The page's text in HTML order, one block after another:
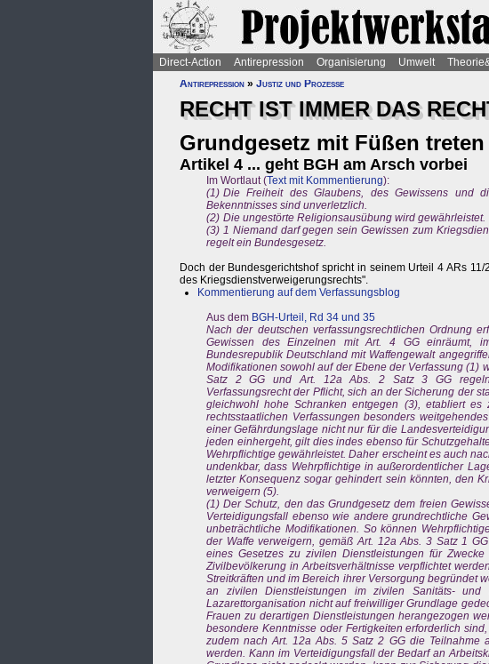
Direct-Action Antirepression Organisierung Umwelt
Antirepression » Justiz und Prozesse
RECHT IST IMMER DAS
Grundgesetz mit Füßen treten
Artikel 4 ... geht BGH am Arsch vorbei
Im Wortlaut (Text mit Kommentierung):
(1) Die Freiheit des Glaubens, des Gewissens und
Bekenntnisses sind unverletzlich.
(2) Die ungestörte Religionsausübung wird gewährleistet.
(3) 1 Niemand darf gegen sein Gewissen zum
regelt ein Bundesgesetz.
Doch der Bundesgerichtshof spricht in seinem Urteil 4 ARs
des Kriegsdienstverweigerungsrechts".
Kommentierung auf dem Verfassungsblog
Aus dem BGH-Urteil, Rd 34 und 35
Nach der deutschen verfassungsrechtlichen Ordnung
Gewissen des Einzelnen mit Art. 4 GG einräumt,
Bundesrepublik Deutschland mit Waffengewalt
Modifikationen sowohl auf der Ebene der Verfassung (1)
Satz 2 GG und Art. 12a Abs. 2 Satz 3 GG
Verfassungsrecht der Pflicht, sich an der Sicherung der
gleichwohl hohe Schranken entgegen (3), etabliert
rechtsstaatlichen Verfassungen besonders
einer Gefährdungslage nicht nur für die
jeden einhergeht, gilt dies indes ebenso für
Wehrpflichtige gewährleistet. Daher erscheint es auch
undenkbar, dass Wehrpflichtige in außerordentlicher
letzter Konsequenz sogar gehindert sein könnten, den
verweigern (5).
(1) Der Schutz, den das Grundgesetz dem freien
Verteidigungsfall ebenso wie andere grundrechtliche
unbeträchtliche Modifikationen. So können
der Waffe verweigern, gemäß Art. 12a Abs. 3 Satz 1
eines Gesetzes zu zivilen Dienstleistungen für
Zivilbevölkerung in Arbeitsverhältnisse verpflichtet
Streitkräften und im Bereich ihrer Versorgung begründet
an zivilen Dienstleistungen im zivilen Sanitäts-
Lazarettorganisation nicht auf freiwilliger Grundlage
Frauen zu derartigen Dienstleistungen herangezogen
besondere Kenntnisse oder Fertigkeiten erforderlich
zudem nach Art. 12a Abs. 5 Satz 2 GG die Teilnahme
werden. Kann im Verteidigungsfall der Bedarf an